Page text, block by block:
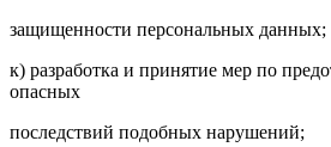
защищенности персональных данных;
к) разработка и принятие мер по
опасных
последствий подобных нарушений;